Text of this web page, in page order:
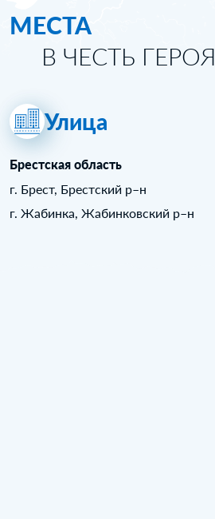
МЕСТА
В ЧЕСТЬ ГЕРОЯ
Улица
Брестская область
г. Брест, Брестский р–н
г. Жабинка, Жабинковский р–н